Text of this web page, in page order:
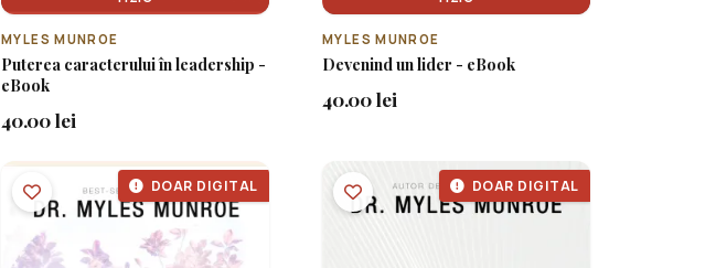
MYLES MUNROE
Puterea caracterului în leadership -
eBook
40.00 lei
MYLES MUNROE
Devenind un lider - eBook
40.00 lei
DOAR DIGITAL DOAR DIGITAL